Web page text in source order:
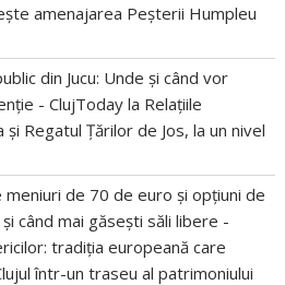
amenajarea Peșterii Humpleu
din Jucu: Unde și când vor
- ClujToday la Relațiile
Regatul Țărilor de Jos, la un nivel
meniuri de 70 de euro și opțiuni de
când mai găsești săli libere -
tradiția europeană care
într-un traseu al patrimoniului